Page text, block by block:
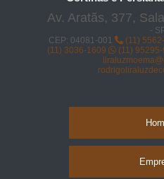
Av. Aratãs, 377,
-
CEP: 04081-001
(11)
(11) 3036-1609
(11) 95295-